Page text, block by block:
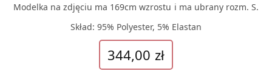
Modelka na zdjęciu ma 169cm wzrostu i ma ubrany rozm. S.
Skład: 95% Polyester, 5% Elastan
344,00 zł